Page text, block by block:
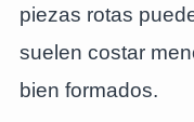
piezas rotas
suelen costar
bien formados.